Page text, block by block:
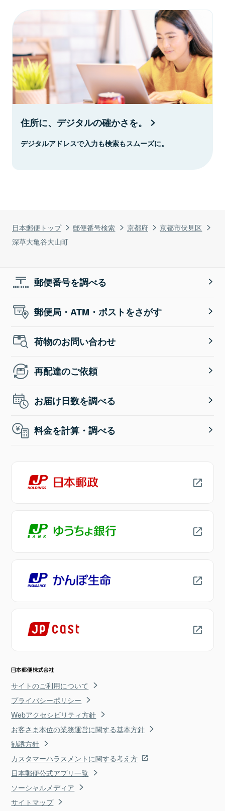
日本郵便トップ 郵便番号検索 京都府
京都市伏見区
深草大亀谷大山町
住所に、デジタルの確かさを。
デジタルアドレスで入力も検索もスムーズに。
郵便番号を調べる
郵便局・ATM・ポストをさがす
荷物のお問い合わせ
再配達のご依頼
お届け日数を調べる
料金を計算・調べる
サイトのご利用について
プライバシーポリシー
Webアクセシビリティ方針
お客さま本位の業務運営に関する基本方針
勧誘方針
カスタマーハラスメントに関する考え方
日本郵便公式アプリ一覧
ソーシャルメディア
サイトマップ